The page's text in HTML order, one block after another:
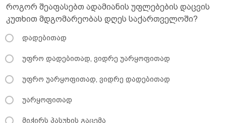
როგორ შეაფასებთ ადამიანის უფლებების დაცვის
კუთხით მდგომარეობას დღეს საქართველოში?
დადებითად
უფრო დადებითად, ვიდრე უარყოფითად
უფრო უარყოფითად, ვიდრე დადებითად
უარყოფითად
მიჭირს პასუხის გაცემა